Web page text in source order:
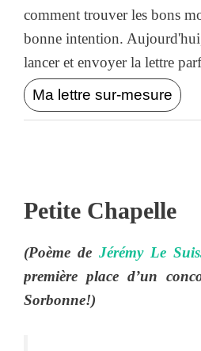
comment trouver les bons
bonne intention.
lancer et envoyer la lettre
Ma lettre sur-mesure
Petite Chapelle
(Poème de Jérémy Le
première place d’un
Sorbonne!)